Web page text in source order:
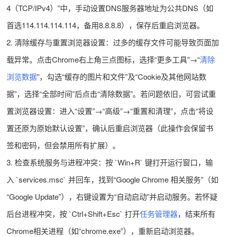
4（TCP/IPv4）”中，手动设置DNS服务器地址为公共DNS（如
首选114.114.114.114，备用8.8.8.8），保存后重启浏览器。
2. 清除缓存与重置浏览器设置：过多的缓存文件可能导致页面加
载异常。点击Chrome右上角三点图标，选择“更多工具”→“清除
浏览数据”，勾选“缓存的图片和文件”及“Cookie及其他网站数
据”，选择“全部时间”后点击“清除数据”。若问题依旧，可尝试重
置浏览器设置：进入“设置”→“高级”→“重置和清理”，点击“将设
置还原为原始默认设置”，确认后重启浏览器（此操作会保留书
签和密码，但会禁用所有扩展）。
3. 检查系统服务与进程冲突：按 `Win+R` 键打开运行窗口，输
入 `services.msc` 并回车，找到“Google Chrome 相关服务”（如
“Google Update”），右键设置为“自动启动”并启动服务。若怀疑
后台进程冲突，按 `Ctrl+Shift+Esc` 打开任务管理器，结束所有
Chrome相关进程（如“chrome.exe”），重新启动浏览器。